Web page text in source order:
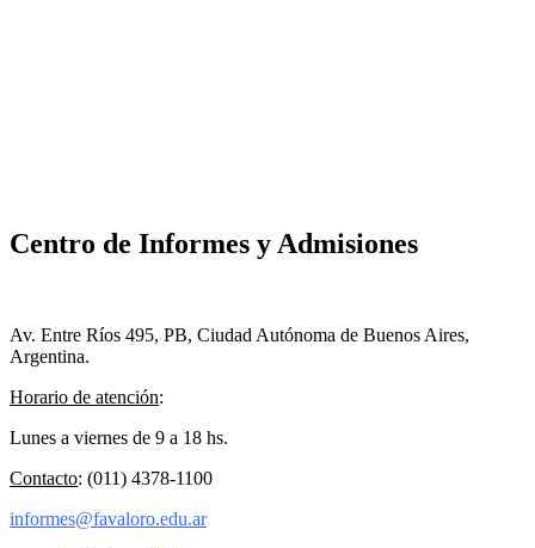
Centro de Informes y Admisiones
Av. Entre Ríos 495, PB, Ciudad Autónoma de Buenos Aires,
Argentina.
Horario de atención:
Lunes a viernes de 9 a 18 hs.
Contacto: (011) 4378-1100
informes@favaloro.edu.ar